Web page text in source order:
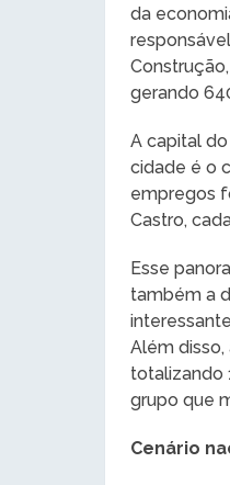
da
gerando
A capital
cidade é o
empregos
Castro,
Esse
também a
Além
totalizando
grupo que
Cenário